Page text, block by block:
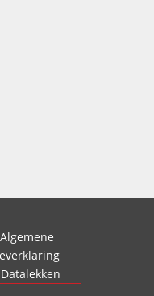
Algemene